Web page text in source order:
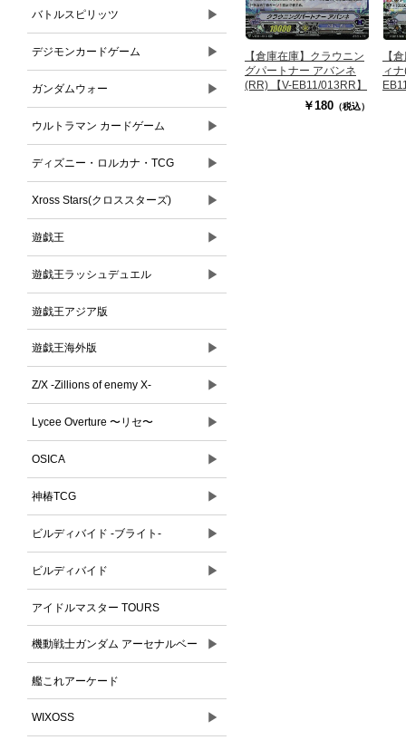
バトルスピリッツ ▶
デジモンカードゲーム ▶
ガンダムウォー ▶
ウルトラマン カードゲーム ▶
ディズニー・ロルカナ・TCG ▶
Xross Stars(クロススターズ) ▶
遊戯王 ▶
遊戯王ラッシュデュエル ▶
遊戯王アジア版
遊戯王海外版 ▶
Z/X -Zillions of enemy X- ▶
Lycee Overture 〜リセ〜 ▶
OSICA ▶
神椿TCG ▶
ビルディバイド -ブライト- ▶
ビルディバイド ▶
アイドルマスター TOURS
機動戦士ガンダム アーセナルベー
ス
▶
艦これアーケード
WIXOSS ▶
【倉庫在庫】クラウニン
グパートナー アバンネ
(RR) 【V-EB11/013RR】
￥180 （税込）
【
ィ